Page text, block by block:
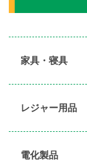
家具・寝具​
レジャー用品
電化製品​